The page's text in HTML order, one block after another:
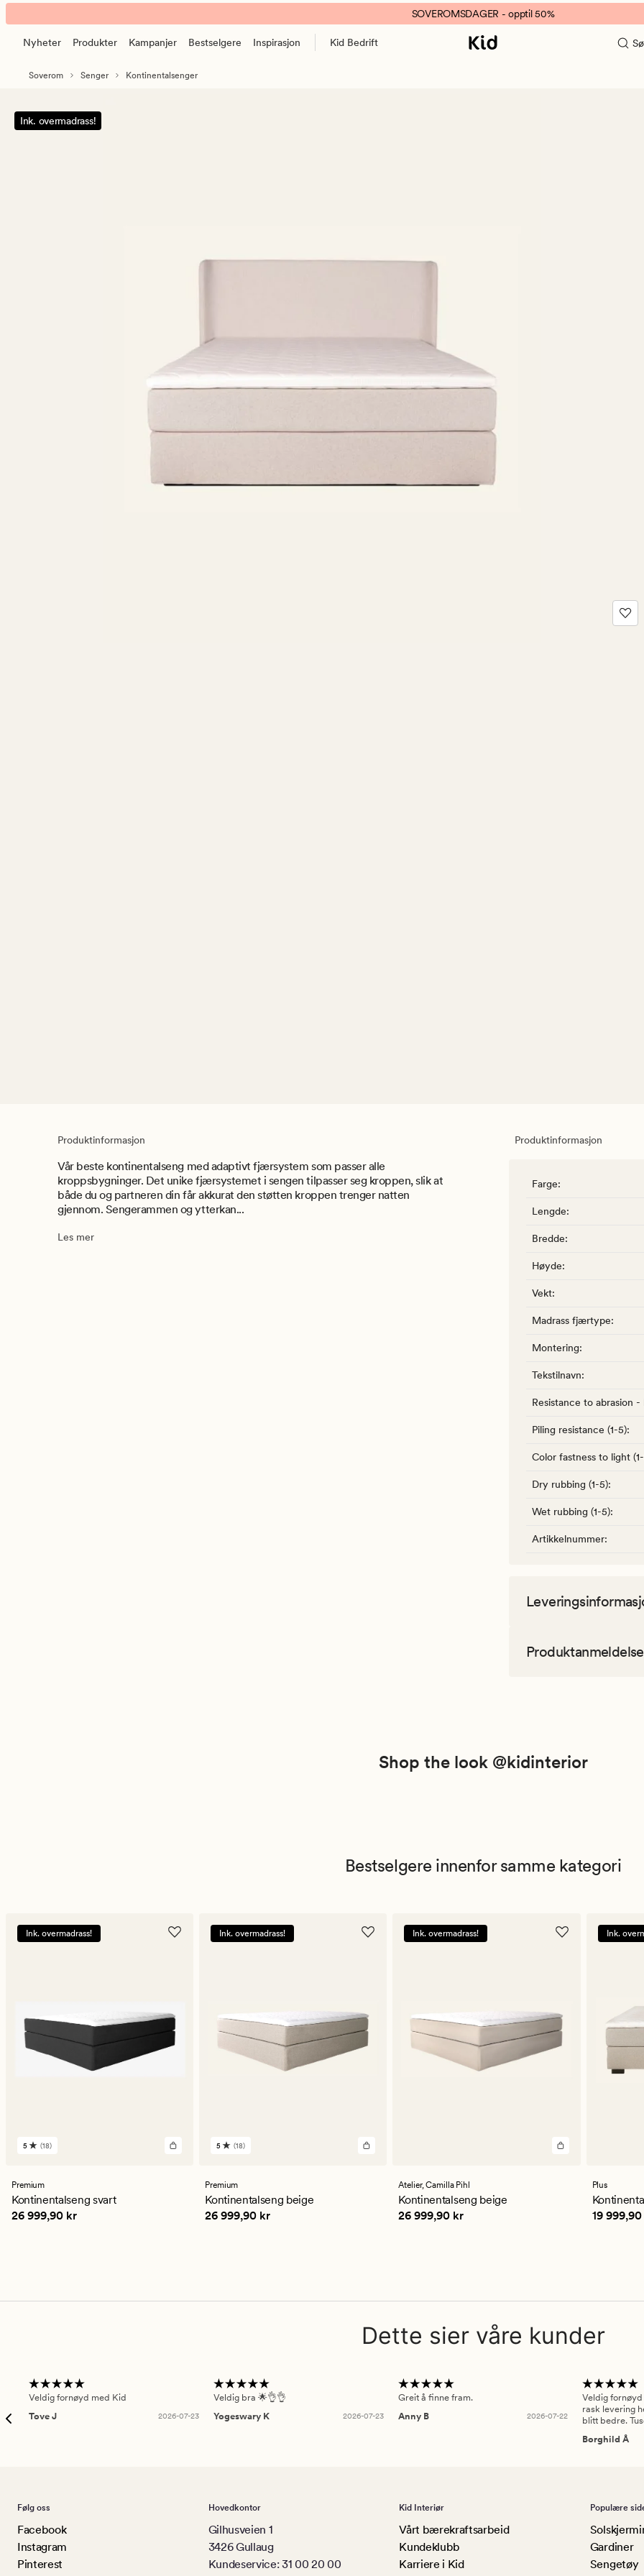
Premium
kontinentalseng
natur
banner.
Klikk
pause.
SOVEROMSDAGER - opptil 50%
Nyheter Produkter Kampanjer Bestselgere Inspirasjon Kid Bedrift
Soverom Senger Kontinentalsenger
Ink. overmadrass!
Produktinformasjon
Vår beste kontinentalseng med adaptivt fjærsystem som passer alle
kroppsbygninger. Det unike fjærsystemet i sengen tilpasser seg kroppen, slik at
både du og partneren din får akkurat den støtten kroppen trenger natten
gjennom. Sengerammen og ytterkan...
Les mer
Produktinformasjon
Farge:
Lengde:
Bredde:
Høyde:
Vekt:
Madrass fjærtype:
Montering:
Tekstilnavn:
Resistance to abrasion -
Piling resistance (1-5):
Color fastness to light
Dry rubbing (1-5):
Wet rubbing (1-5):
Artikkelnummer:
Shop the look @kidinterior
Bestselgere innenfor samme kategori
Ink. overmadrass!
18
en
gjennomsnittlig
vurdering
på
5 (18)
Premium
Kontinentalseng svart
Pris 26 999,90 kr
26 999,90 kr
Ink. overmadrass!
18
en
gjennomsnittlig
vurdering
på
5 (18)
Premium
Kontinentalseng beige
Pris 26 999,90 kr
26 999,90 kr
Ink. overmadrass!
Atelier,Camilla Pihl
Kontinentalseng beige
Pris 26 999,90 kr
26 999,90 kr
Ink.
Plus
Pris 19
19
Dette sier våre kunder
Veldig fornøyd med Kid
Tove J
2026-07-23
Veldig bra 🌟👌👌
Yogeswary K
2026-07-23
Greit å finne fram.
Anny B
2026-07-22
Veldig
rask levering
blitt bedre.
Borghild Å
Følg oss
Facebook
Instagram
Pinterest
Hovedkontor
Gilhusveien 1
3426 Gullaug
Kundeservice: 31 00 20 00
Kid Interiør
Vårt bærekraftsarbeid
Kundeklubb
Karriere i Kid
Populære
Gardiner
Sengetøy